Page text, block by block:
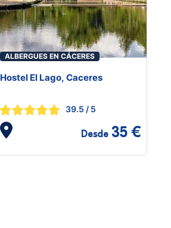
ALBERGUES EN CÁCERES
Hostel El Lago, Caceres
39.5 / 5
Desde 35 €